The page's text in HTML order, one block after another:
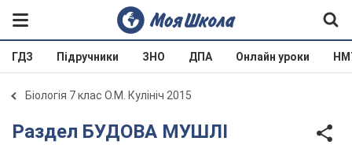
ГДЗ Підручники ЗНО ДПА Онлайн уроки
Біологія 7 клас О.М. Кулініч 2015
Раздел БУДОВА МУШЛІ